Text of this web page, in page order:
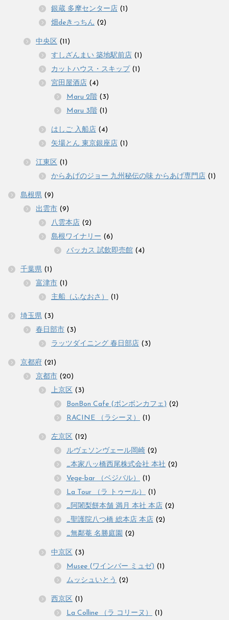
銀蔵 多摩センター店 (1)
畑deきっちん (2)
中央区 (11)
すしざんまい 築地駅前店 (1)
カットハウス・スキップ (1)
宮田屋酒店 (4)
Maru 2階 (3)
Maru 3階 (1)
はしご 入船店 (4)
矢場とん 東京銀座店 (1)
江東区 (1)
からあげのジョー 九州秘伝の味 からあげ専門店 (1)
島根県 (9)
出雲市 (9)
八雲本店 (2)
島根ワイナリー (6)
バッカス 試飲即売館 (4)
千葉県 (1)
富津市 (1)
主船（ふなおさ）
(1)
埼玉県 (3)
春日部市 (3)
ラッツダイニング 春日部店 (3)
京都府 (21)
京都市 (20)
上京区 (3)
BonBon Cafe (ボンボンカフェ) (2)
RACINE （ラシーヌ）
(1)
左京区 (12)
ルヴェソンヴェール岡崎 (2)
_本家八ッ橋西尾株式会社 本社 (2)
Vege-bar （ベジバル）
(1)
La Tour （ラ トゥール）
(1)
_阿闍梨餅本舗 満月 本社 本店 (2)
_聖護院八つ橋 総本店 本店 (2)
_無鄰菴 名勝庭園 (2)
中京区 (3)
Musee (ワインバー ミュゼ) (1)
ムッシュいとう (2)
西京区 (1)
La Colline （ラ コリーヌ）
(1)